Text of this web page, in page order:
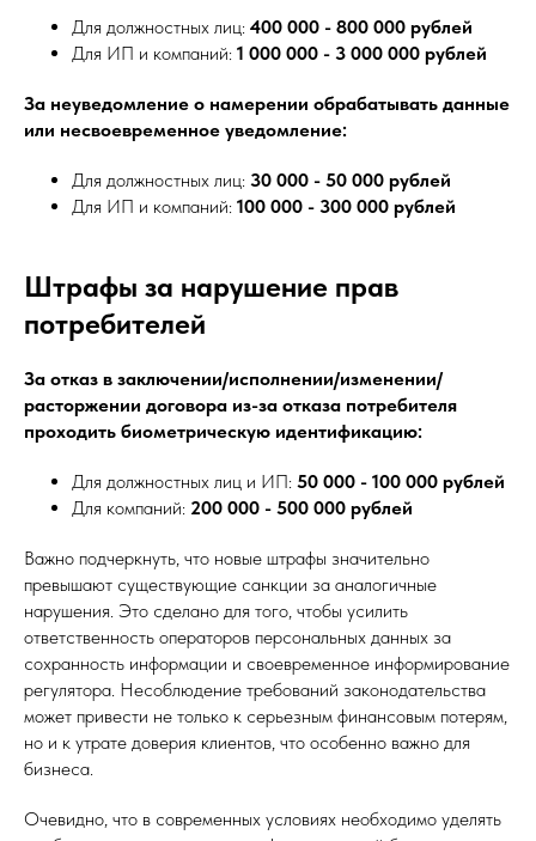
Для должностных лиц: 400 000 - 800 000 рублей
Для ИП и компаний: 1 000 000 - 3 000 000 рублей
За неуведомление о намерении обрабатывать данные
или несвоевременное уведомление:
Для должностных лиц: 30 000 - 50 000 рублей
Для ИП и компаний: 100 000 - 300 000 рублей
Штрафы за нарушение прав
потребителей
За отказ в заключении/исполнении/изменении/
расторжении договора из-за отказа потребителя
проходить биометрическую идентификацию:
Для должностных лиц и ИП: 50 000 - 100 000 рублей
Для компаний: 200 000 - 500 000 рублей
Важно подчеркнуть, что новые штрафы значительно
превышают существующие санкции за аналогичные
нарушения. Это сделано для того, чтобы усилить
ответственность операторов персональных данных за
сохранность информации и своевременное информирование
регулятора. Несоблюдение требований законодательства
может привести не только к серьезным финансовым потерям,
но и к утрате доверия клиентов, что особенно важно для
бизнеса.
Очевидно, что в современных условиях необходимо уделять